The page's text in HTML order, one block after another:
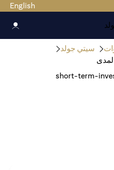
English
سيتي جولد